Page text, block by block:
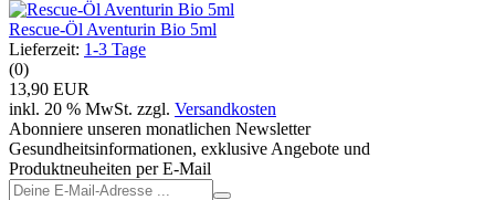
Rescue-Öl Aventurin Bio 5ml
Lieferzeit: 1-3 Tage
(0)
13,90 EUR
inkl. 20 % MwSt. zzgl. Versandkosten
Abonniere unseren monatlichen Newsletter
Gesundheitsinformationen, exklusive Angebote und
Produktneuheiten per E-Mail